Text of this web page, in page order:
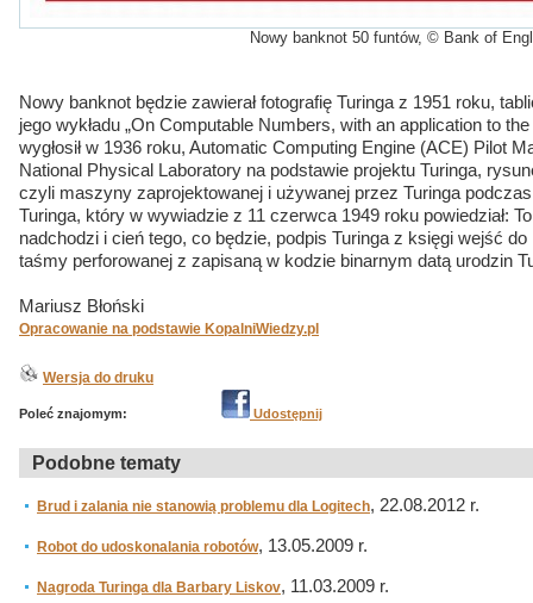
Nowy banknot 50 funtów, © Bank of
Nowy banknot będzie zawierał fotografię Turinga z 1951 roku,
jego wykładu „On Computable Numbers, with an application to
wygłosił w 1936 roku, Automatic Computing Engine (ACE) Pilot
National Physical Laboratory na podstawie projektu Turinga,
czyli maszyny zaprojektowanej i używanej przez Turinga
Turinga, który w wywiadzie z 11 czerwca 1949 roku powiedział:
nadchodzi i cień tego, co będzie, podpis Turinga z księgi wejść
taśmy perforowanej z zapisaną w kodzie binarnym datą urodzin
Mariusz Błoński
Opracowanie na podstawie KopalniWiedzy.pl
Wersja do druku
Poleć znajomym: Udostępnij
Podobne tematy
Brud i zalania nie stanowią problemu dla Logitech, 22.08.2012 r.
Robot do udoskonalania robotów, 13.05.2009 r.
Nagroda Turinga dla Barbary Liskov, 11.03.2009 r.